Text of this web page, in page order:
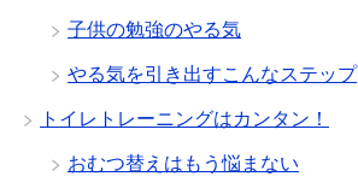
子供の勉強のやる気
やる気を引き出すこんなステップ
トイレトレーニングはカンタン！
おむつ替えはもう悩まない